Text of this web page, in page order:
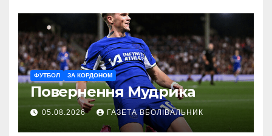
ФУТБОЛ ЗА КОРДОНОМ
Повернення Мудрика
05.08.2026 ГАЗЕТА ВБОЛІВАЛЬНИК